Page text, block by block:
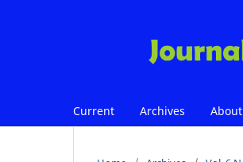
Current Archives About